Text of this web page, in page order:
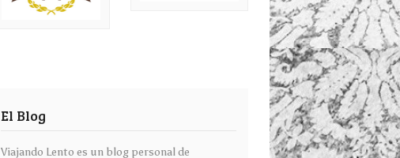
El Blog
Viajando Lento es un blog personal de